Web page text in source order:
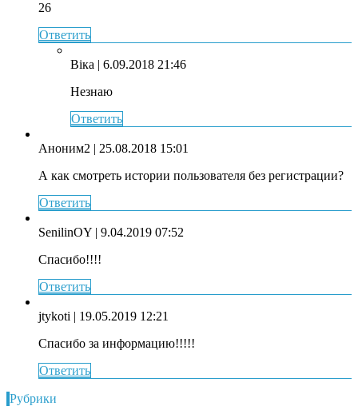
26
Ответить
Віка | 6.09.2018 21:46
Незнаю
Ответить
Аноним2 | 25.08.2018 15:01
А как смотреть истории пользователя без регистрации?
Ответить
SenilinOY | 9.04.2019 07:52
Спасибо!!!!
Ответить
jtykoti | 19.05.2019 12:21
Спасибо за информацию!!!!!
Ответить
Рубрики